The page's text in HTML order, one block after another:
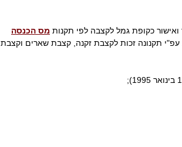
כקופת גמל לקצבה לפי תקנות מס הכנסה
- 1964 לאחר יום כ"ט בטבת התשנ"ה (1.1.1995), המעניקה לעמית עפ"י תקנונה זכות לקצבת זקנה, קצבת שארים וקצבת